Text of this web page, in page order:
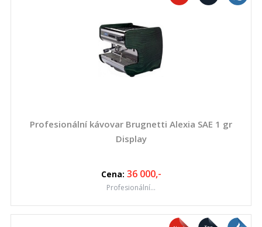
Profesionální kávovar Brugnetti Alexia SAE 1 gr
Display
Cena: 36 000,-
Profesionální...